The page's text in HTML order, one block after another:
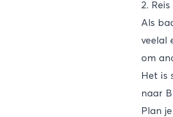
2.
Als
veelal
om
Het is
naar
Plan